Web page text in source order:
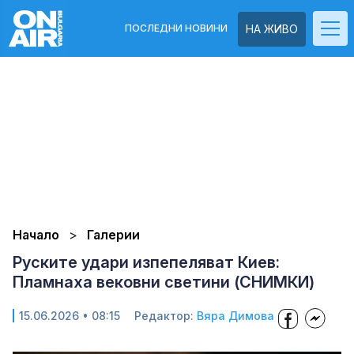
НА ЖИВО
ПОСЛЕДНИ НОВИНИ
Начало Галерии
Руските удари изпепеляват Киев:
Пламнаха вековни светини (СНИМКИ)
15.06.2026 • 08:15 Редактор: Вяра Димова